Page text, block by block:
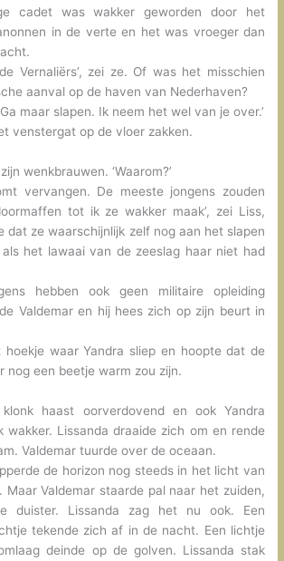
cadet was wakker geworden door het
in de verte en het was vroeger dan
Vernaliërs’, zei ze. Of was het misschien
aanval op de haven van Nederhaven?
maar slapen. Ik neem het wel van je over.’
venstergat op de vloer zakken.
wenkbrauwen. ‘Waarom?’
vervangen. De meeste jongens zouden
tot ik ze wakker maak’, zei Liss,
dat ze waarschijnlijk zelf nog aan het slapen
het lawaai van de zeeslag haar niet had
hebben ook geen militaire opleiding
Valdemar en hij hees zich op zijn beurt in
hoekje waar Yandra sliep en hoopte dat de
nog een beetje warm zou zijn.
haast oorverdovend en ook Yandra
wakker. Lissanda draaide zich om en rende
Valdemar tuurde over de oceaan.
de horizon nog steeds in het licht van
Maar Valdemar staarde pal naar het zuiden,
duister. Lissanda zag het nu ook. Een
tekende zich af in de nacht. Een lichtje
deinde op de golven. Lissanda stak